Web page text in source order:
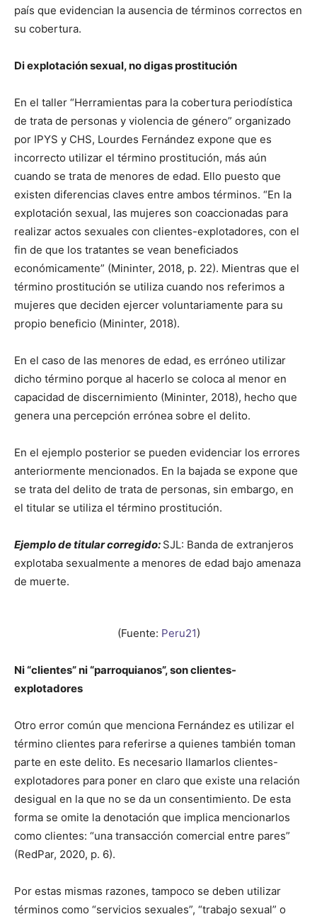
país que evidencian la ausencia de términos correctos en
su cobertura.
Di explotación sexual, no digas prostitución
En el taller “Herramientas para la cobertura periodística
de trata de personas y violencia de género” organizado
por IPYS y CHS, Lourdes Fernández expone que es
incorrecto utilizar el término prostitución, más aún
cuando se trata de menores de edad. Ello puesto que
existen diferencias claves entre ambos términos. “En la
explotación sexual, las mujeres son coaccionadas para
realizar actos sexuales con clientes-explotadores, con el
fin de que los tratantes se vean beneficiados
económicamente” (Mininter, 2018, p. 22). Mientras que el
término prostitución se utiliza cuando nos referimos a
mujeres que deciden ejercer voluntariamente para su
propio beneficio (Mininter, 2018).
En el caso de las menores de edad, es erróneo utilizar
dicho término porque al hacerlo se coloca al menor en
capacidad de discernimiento (Mininter, 2018), hecho que
genera una percepción errónea sobre el delito.
En el ejemplo posterior se pueden evidenciar los errores
anteriormente mencionados. En la bajada se expone que
se trata del delito de trata de personas, sin embargo, en
el titular se utiliza el término prostitución.
Ejemplo de titular corregido: SJL: Banda de extranjeros
explotaba sexualmente a menores de edad bajo amenaza
de muerte.
(Fuente: Peru21)
Ni “clientes” ni “parroquianos”, son clientes-
explotadores
Otro error común que menciona Fernández es utilizar el
término clientes para referirse a quienes también toman
parte en este delito. Es necesario llamarlos clientes-
explotadores para poner en claro que existe una relación
desigual en la que no se da un consentimiento. De esta
forma se omite la denotación que implica mencionarlos
como clientes: “una transacción comercial entre pares”
(RedPar, 2020, p. 6).
Por estas mismas razones, tampoco se deben utilizar
términos como “servicios sexuales”, “trabajo sexual” o